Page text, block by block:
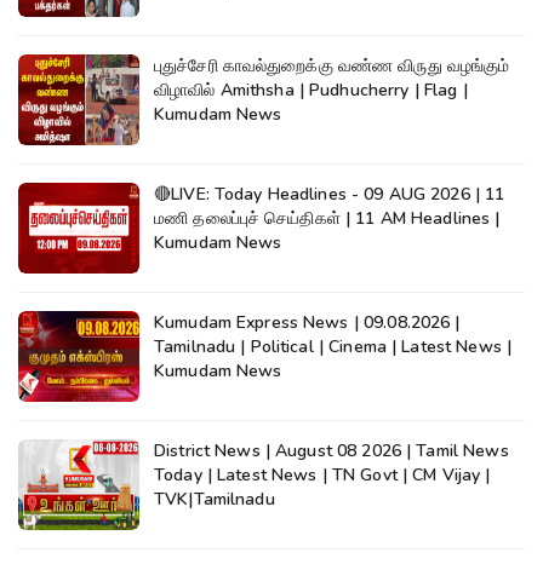
புதுச்சேரி காவல்துறைக்கு வண்ண விருது வழங்கும்
விழாவில் Amithsha | Pudhucherry | Flag |
Kumudam News
🔴LIVE: Today Headlines - 09 AUG 2026 | 11
மணி தலைப்புச் செய்திகள் | 11 AM Headlines |
Kumudam News
Kumudam Express News | 09.08.2026 |
Tamilnadu | Political | Cinema | Latest News |
Kumudam News
District News | August 08 2026 | Tamil News
Today | Latest News | TN Govt | CM Vijay |
TVK|Tamilnadu